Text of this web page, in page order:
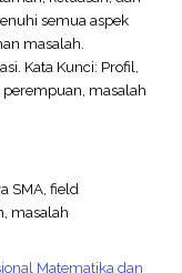
semua aspek
masalah.
Kata Kunci: Profil,
perempuan, masalah
SMA, field
masalah
Matematika dan